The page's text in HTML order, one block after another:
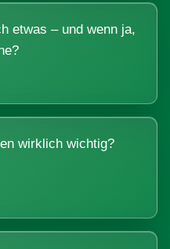
etwas – und wenn ja,
wirklich wichtig?